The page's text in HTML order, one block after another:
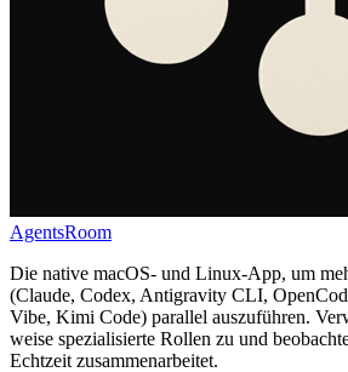
AgentsRoom
Die native macOS- und Linux-App, um
(Claude, Codex, Antigravity CLI,
Vibe, Kimi Code) parallel auszuführen.
weise spezialisierte Rollen zu und
Echtzeit zusammenarbeitet.